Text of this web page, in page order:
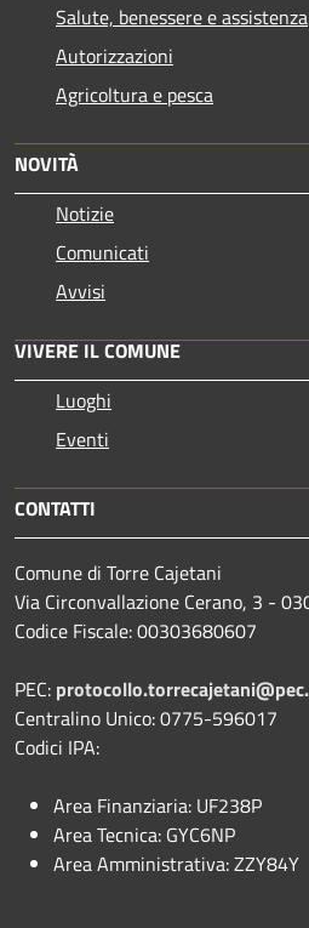
Salute, benessere e assistenza
Autorizzazioni
Agricoltura e pesca
NOVITÀ
Notizie
Comunicati
Avvisi
VIVERE IL COMUNE
Luoghi
Eventi
CONTATTI
Comune di Torre Cajetani
Via Circonvallazione Cerano, 3 -
Codice Fiscale: 00303680607
PEC:
Centralino Unico: 0775-596017
Codici IPA:
Area Finanziaria: UF238P
Area Tecnica: GYC6NP
Area Amministrativa: ZZY84Y